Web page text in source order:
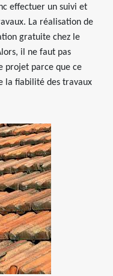
effectuer un suivi et
La réalisation de
gratuite chez le
il ne faut pas
projet parce que ce
la fiabilité des travaux